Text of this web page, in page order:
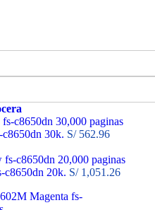
30k. S/562.96
c8650dn 20k. S/1,051.26